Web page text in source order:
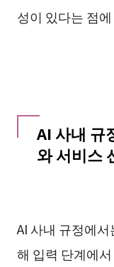
성이 있다는 점
AI 사내 규
와 서비스
AI 사내 규정에
해 입력 단계에